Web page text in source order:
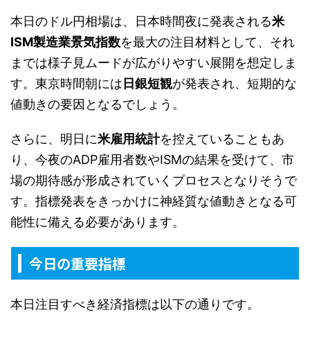
本日のドル円相場は、日本時間夜に発表される米
ISM製造業景気指数を最大の注目材料として、それ
までは様子見ムードが広がりやすい展開を想定しま
す。東京時間朝には 日銀短観が発表され、短期的な
値動きの要因となるでしょう。
さらに、明日に米雇用統計を控えていることもあ
り、今夜のADP雇用者数やISMの結果を受けて、市
場の期待感が形成されていくプロセスとなりそうで
す。指標発表をきっかけに神経質な値動きとなる可
能性に備える必要があります。
今日の重要指標
本日注目すべき経済指標は以下の通りです。